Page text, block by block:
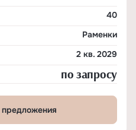
40
Раменки
2 кв. 2029
по запросу